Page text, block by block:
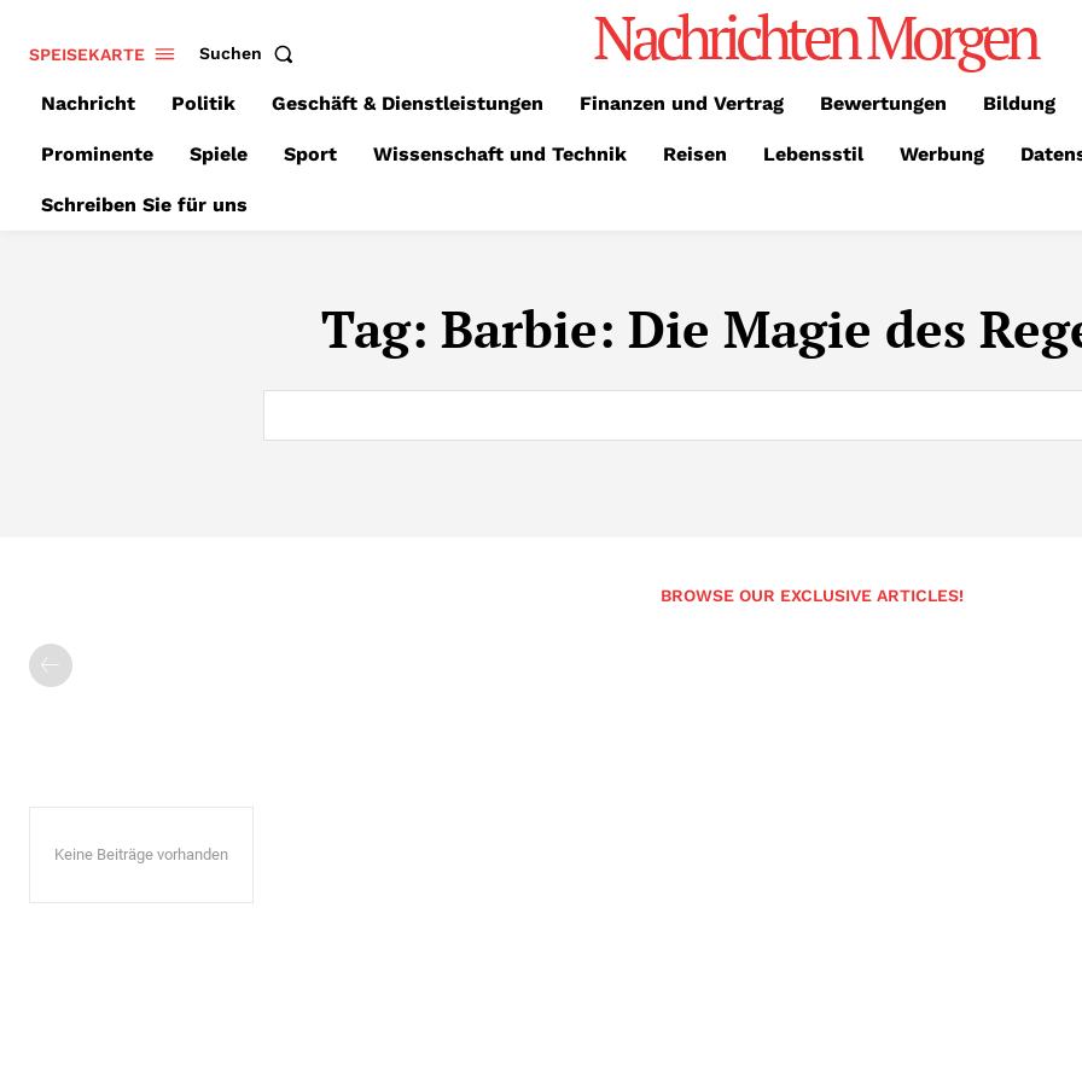
SPEISEKARTE Suchen Nachrichten Morgen
Nachricht Politik Geschäft & Dienstleistungen Finanzen und Vertrag Bewertungen Bildung
Prominente Spiele Sport Wissenschaft und Technik Reisen Lebensstil Werbung
Schreiben Sie für uns
Tag: Barbie: Die Magie des
BROWSE OUR EXCLUSIVE ARTICLES!
Keine Beiträge vorhanden